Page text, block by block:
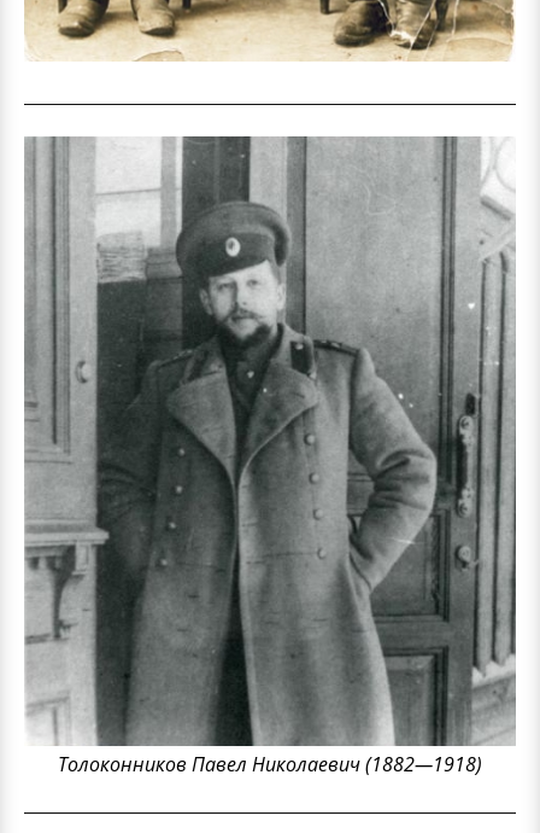
Толоконников Павел Николаевич (1882—1918)